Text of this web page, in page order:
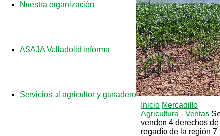
Nuestra organización
ASAJA Valladolid informa
Servicios al agricultor y ganadero
Inicio Mercadillo
Agricultura - Ventas
venden 4 derechos de
regadío de la región 7